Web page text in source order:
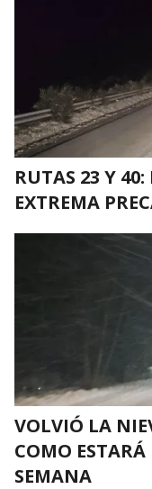
RUTAS 23 Y
EXTREMA
VOLVIÓ LA
COMO ESTARÁ
SEMANA